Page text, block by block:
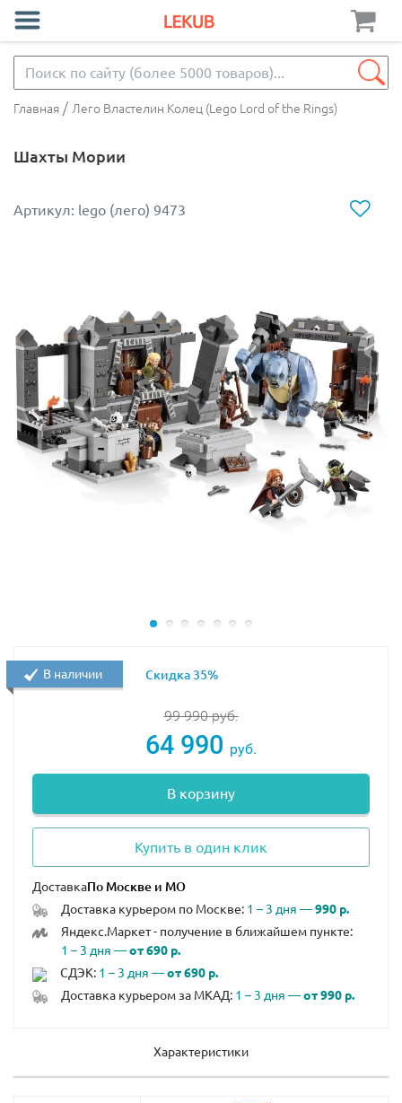
Главная / Лего Властелин Колец (Lego Lord of the Rings)
Шахты Мории
Артикул: lego (лего) 9473
99 990руб.
64 990 руб.
В корзину
Купить в один клик
Доставка
Доставка курьером по Москве: 1 – 3 дня —990 р.
Яндекс.Маркет - получение в ближайшем пункте:
1 – 3 дня —от 690 р.
СДЭК: 1 – 3 дня —от 690 р.
Доставка курьером за МКАД: 1 – 3 дня —от 990 р.
В наличии Скидка 35%
Характеристики